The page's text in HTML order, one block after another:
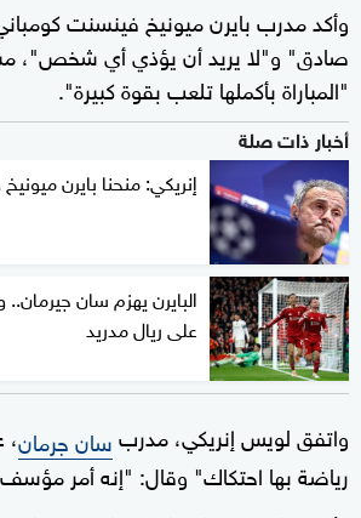
وأكد مدرب بايرن ميونيخ فينسنت
صادق" و"لا يريد أن يؤذي أي شخص"،
"المباراة بأكملها تلعب بقوة كبيرة".
أخبار ذات صلة
إنريكي: منحنا بايرن ميونيخ
البايرن يهزم سان
على ريال مدريد
واتفق لويس إنريكي، مدربسان جرمان
رياضة بها احتكاك" وقال: "إنه أمر